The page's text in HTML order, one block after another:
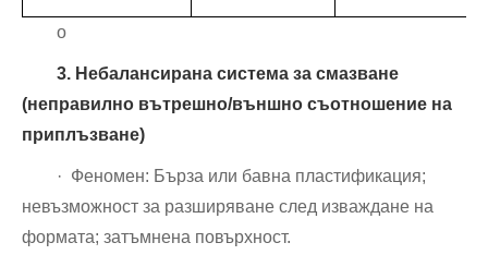
о
3. Небалансирана система за смазване
(неправилно вътрешно/външно съотношение на
приплъзване)
· Феномен: Бърза или бавна пластификация;
невъзможност за разширяване след изваждане на
формата; затъмнена повърхност.